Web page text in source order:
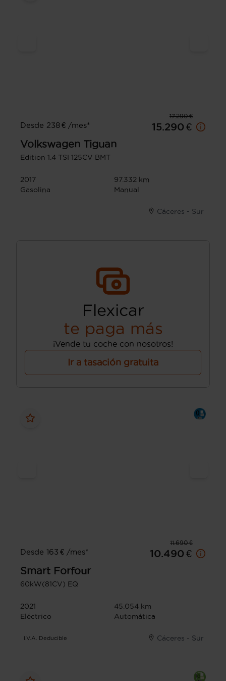
17.290 €
Desde 238 € /mes*
15.290 €
Volkswagen Tiguan
Edition 1.4 TSI 125CV BMT
2017
97.332 km
Gasolina
Manual
Cáceres - Sur
Flexicar
te paga más
¡Vende tu coche con nosotros!
Ir a tasación gratuita
11.690 €
Desde 163 € /mes*
10.490 €
Smart Forfour
60kW(81CV) EQ
2021
45.054 km
Eléctrico
Automática
I.V.A. Deducible Cáceres - Sur